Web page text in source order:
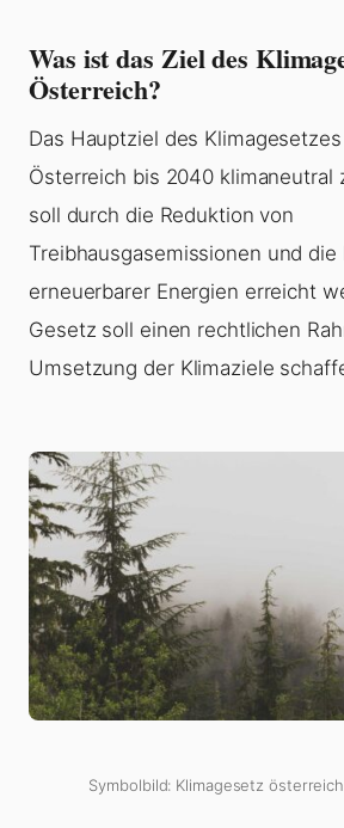
Was ist das Ziel des
Österreich?
Das Hauptziel des
Österreich bis 2040 klimaneutral
soll durch die Reduktion von
Treibhausgasemissionen und die
erneuerbarer Energien erreicht
Gesetz soll einen rechtlichen
Umsetzung der Klimaziele
Symbolbild: Klimagesetz